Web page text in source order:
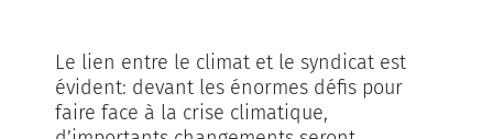
Le lien entre le climat et le syndicat est
évident: devant les énormes défis pour
faire face à la crise climatique,